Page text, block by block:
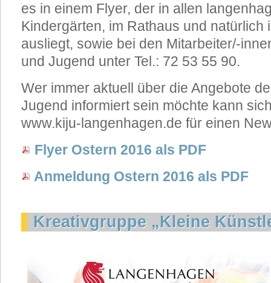
es in einem Flyer, der in allen
Kindergärten, im Rathaus und natürlich
ausliegt, sowie bei den Mitarbeiter/-
und Jugend unter Tel.: 72 53 55 90.
Wer immer aktuell über die Angebote
Jugend informiert sein möchte kann
www.kiju-langenhagen.de für einen
Flyer Ostern 2016 als PDF
Anmeldung Ostern 2016 als PDF
Kreativgruppe „Kleine